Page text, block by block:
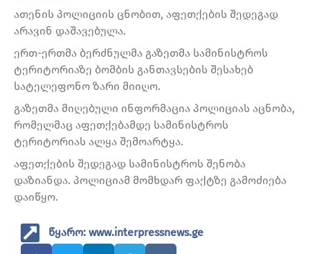
ათენის პოლიციის ცნობით, აფეთქების შედეგად
არავინ დაშავებულა.
ერთ-ერთმა ბერძნულმა გაზეთმა სამინისტროს
ტერიტორიაზე ბომბის განთავსების შესახებ
სატელეფონო ზარი მიიღო.
გაზეთმა მიღებული ინფორმაცია პოლიციას აცნობა,
რომელმაც აფეთქებამდე სამინისტროს
ტერიტორიას ალყა შემოარტყა.
აფეთქების შედეგად სამინისტროს შენობა
დაზიანდა. პოლიციამ მომხდარ ფაქტზე გამოძიება
დაიწყო.
წყარო: www.interpressnews.ge